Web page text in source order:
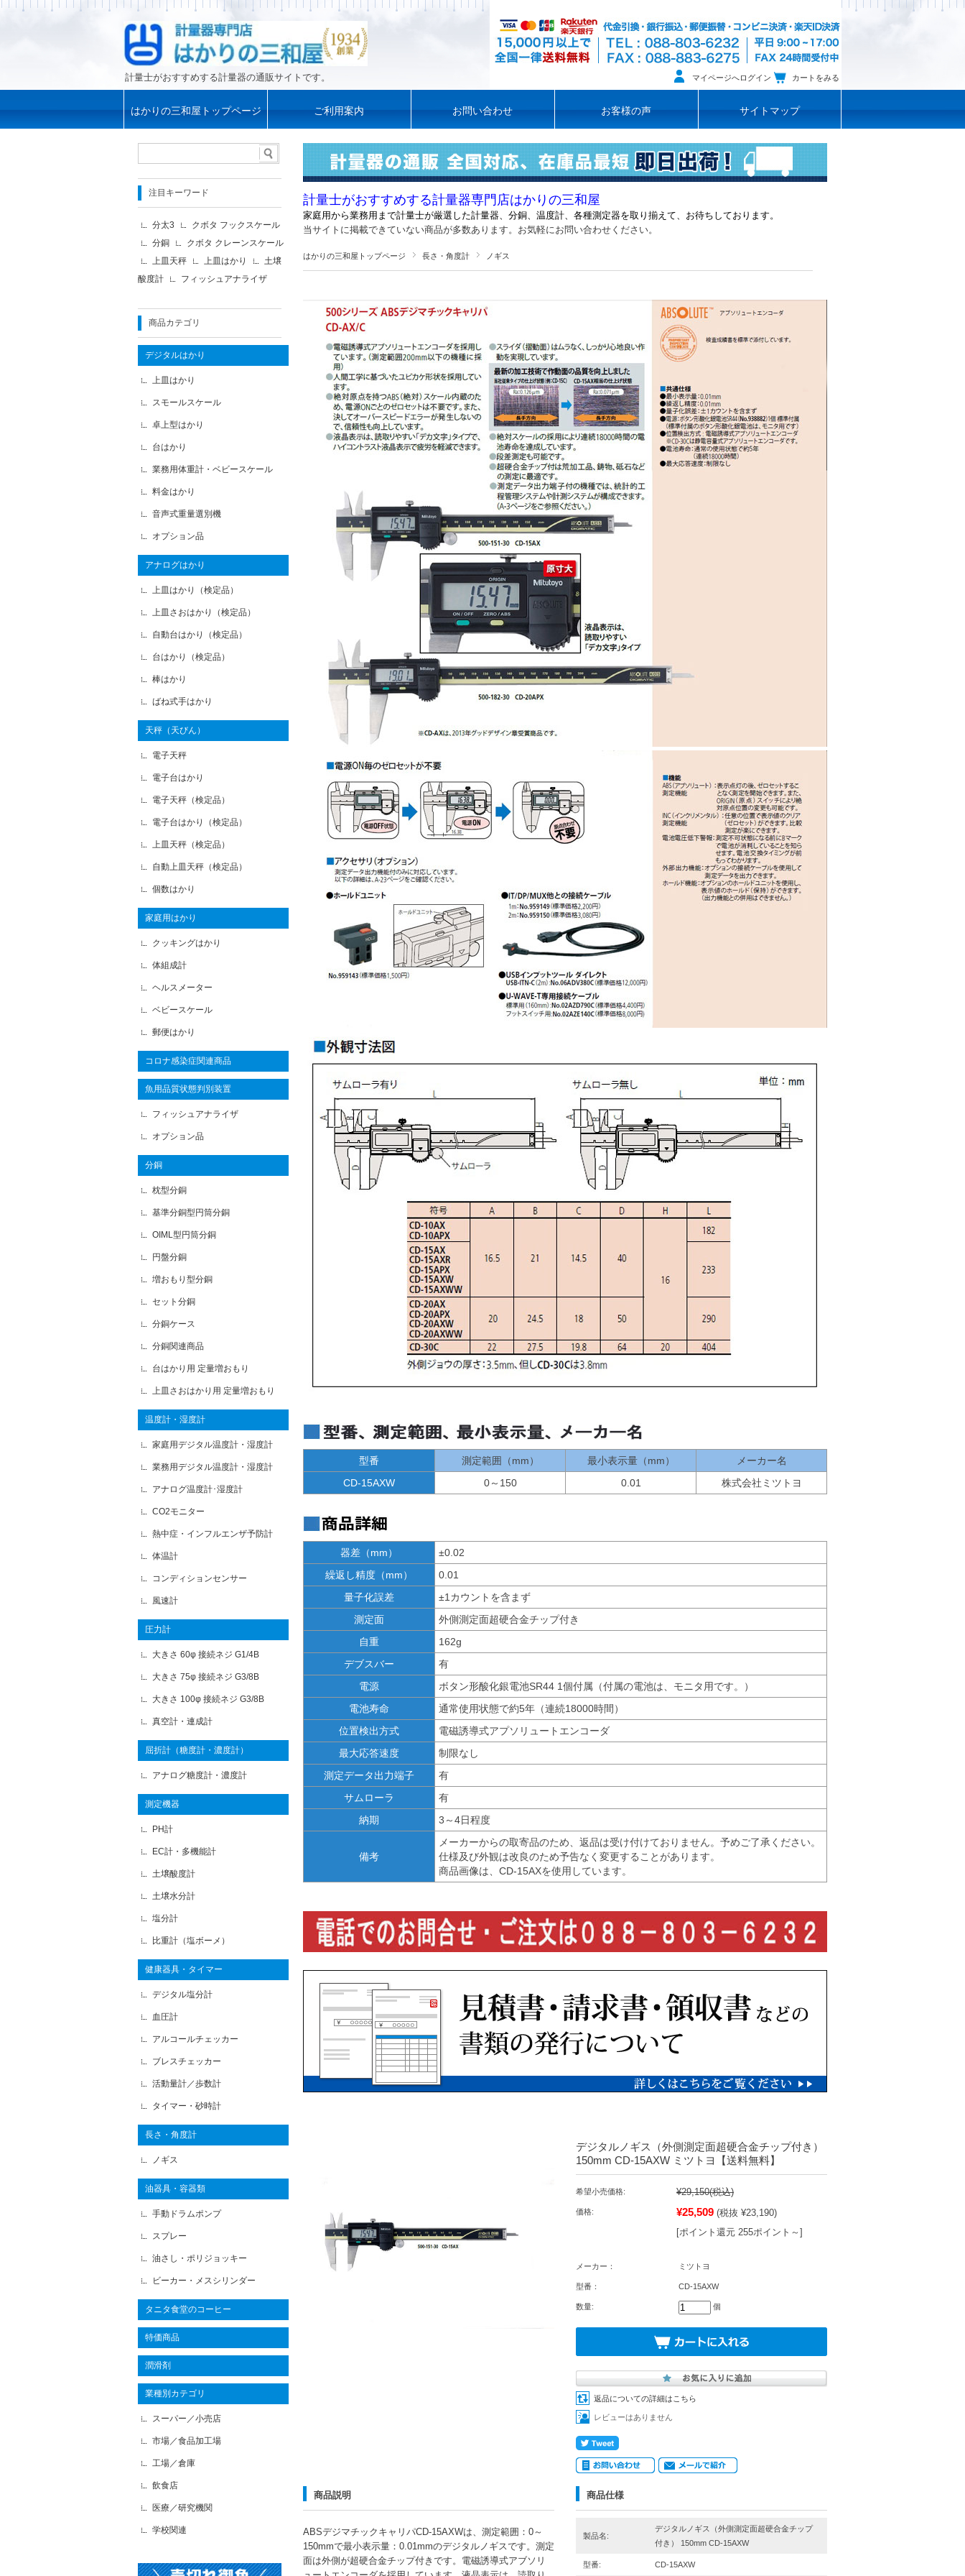
計量士がおすすめする計量器の通販サイトです。 マイページへログイン カートをみる
はかりの三和屋トップページ ご利用案内 お問い合わせ お客様の声 サイトマップ
計量士がおすすめする計量器専門店はかりの三和屋
家庭用から業務用まで計量士が厳選した計量器、 分銅、温度計、各種測定器を取り揃えて、お待ちしております。
当サイトに掲載できていない商品が多数あります。お気軽にお問い合わせください。
はかりの三和屋トップページ 長さ・角度計 ノギス
型番 測定範囲（mm） 最小表示量（mm）
メーカー名
CD-15AXW
0～150 0.01 株式会社ミツトヨ
器差（mm）
±0.02
繰返し精度（mm）
0.01
量子化誤差
±1カウントを含まず
測定面
外側測定面超硬合金チップ付き
自重
162g
デブスバー
有
電源
ボタン形酸化銀電池SR44 1個付属（付属の電池は、モニタ用です。）
電池寿命
通常使用状態で約5年（連続18000時間）
位置検出方式
電磁誘導式アプソリュートエンコーダ
最大応答速度
制限なし
測定データ出力端子
有
サムローラ
有
納期
3～4日程度
備考
メーカーからの取寄品のため、返品は受け付けておりません。予めご了承ください。
仕様及び外観は改良のため予告なく変更することがあります。
商品画像は、CD-15AXを使用しています。
デジタルノギス（外側測定面超硬合金チップ付き）
150mm CD-15AXW ミツトヨ【送料無料】
希望小売価格: ¥29,150(税込)
価格: ¥25,509 (税抜 ¥23,190)
[ポイント還元 255ポイント～]
メーカー： ミツトヨ
型番： CD-15AXW
数量: 個
返品についての詳細はこちら
レビューはありません
商品説明
ABSデジマチックキャリパCD-15AXWは、測定範囲：0～
150mmで最小表示量：0.01mmのデジタルノギスです。測定
面は外側が超硬合金チップ付きです。電磁誘導式アブソリ
商品仕様
製品名:
デジタルノギス（外側測定面超硬合金チップ
付き） 150mm CD-15AXW
型番: CD-15AXW
注目キーワード
分太3
クボタ フックスケール
分銅
クボタ クレーンスケール
上皿天秤
上皿はかり
土壌
酸度計
フィッシュアナライザ
商品カテゴリ
デジタルはかり
上皿はかり
スモールスケール
卓上型はかり
台はかり
業務用体重計・ベビースケール
料金はかり
音声式重量選別機
オプション品
アナログはかり
上皿はかり（検定品）
上皿さおはかり（検定品）
自動台はかり（検定品）
台はかり（検定品）
棒はかり
ばね式手はかり
天秤（天びん）
電子天秤
電子台はかり
電子天秤（検定品）
電子台はかり（検定品）
上皿天秤（検定品）
自動上皿天秤（検定品）
個数はかり
家庭用はかり
クッキングはかり
体組成計
ヘルスメーター
ベビースケール
郵便はかり
コロナ感染症関連商品
魚用品質状態判別装置
フィッシュアナライザ
オプション品
分銅
枕型分銅
基準分銅型円筒分銅
OIML型円筒分銅
円盤分銅
増おもり型分銅
セット分銅
分銅ケース
分銅関連商品
台はかり用 定量増おもり
上皿さおはかり用 定量増おもり
温度計・湿度計
家庭用デジタル温度計・湿度計
業務用デジタル温度計・湿度計
アナログ温度計･湿度計
CO2モニター
熱中症・インフルエンザ予防計
体温計
コンディションセンサー
風速計
圧力計
大きさ 60φ 接続ネジ G1/4B
大きさ 75φ 接続ネジ G3/8B
大きさ 100φ 接続ネジ G3/8B
真空計・連成計
屈折計（糖度計・濃度計）
アナログ糖度計・濃度計
測定機器
PH計
EC計・多機能計
土壌酸度計
土壌水分計
塩分計
比重計（塩ボーメ）
健康器具・タイマー
デジタル塩分計
血圧計
アルコールチェッカー
ブレスチェッカー
活動量計／歩数計
タイマー・砂時計
長さ・角度計
ノギス
油器具・容器類
手動ドラムポンプ
スプレー
油さし・ポリジョッキー
ビーカー・メスシリンダー
タニタ食堂のコーヒー
特価商品
潤滑剤
業種別カテゴリ
スーパー／小売店
市場／食品加工場
工場／倉庫
飲食店
医療／研究機関
学校関連